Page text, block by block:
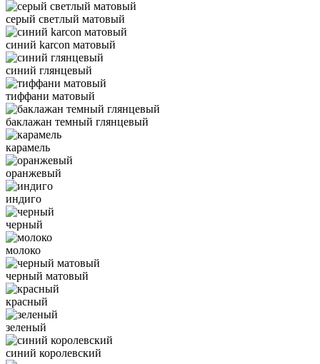
серый светлый матовый
синий karcon матовый
синий глянцевый
тиффани матовый
баклажан темный глянцевый
карамель
оранжевый
индиго
черный
молоко
черный матовый
красный
зеленый
синий королевский